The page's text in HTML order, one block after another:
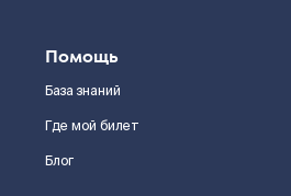
Помощь
База знаний
Где мой билет
Блог